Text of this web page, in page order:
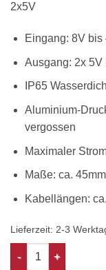
2x5V
Eingang: 8V bis
Ausgang: 2x
IP65
Aluminium-
vergossen
Maximaler
Maße: ca.
Kabellängen:
Lieferzeit: 2-3
Spannungswandler